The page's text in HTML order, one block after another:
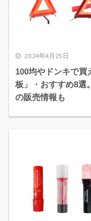
2024年4月25日
100均やドンキで買
板」・おすすめ8選
の販売情報も